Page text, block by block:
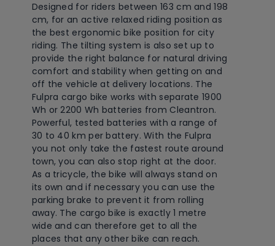
Designed for riders between 163 cm and 198
cm, for an active relaxed riding position as
the best ergonomic bike position for city
riding. The tilting system is also set up to
provide the right balance for natural driving
comfort and stability when getting on and
off the vehicle at delivery locations. The
Fulpra cargo bike works with separate 1900
Wh or 2200 Wh batteries from Cleantron.
Powerful, tested batteries with a range of
30 to 40 km per battery. With the Fulpra
you not only take the fastest route around
town, you can also stop right at the door.
As a tricycle, the bike will always stand on
its own and if necessary you can use the
parking brake to prevent it from rolling
away. The cargo bike is exactly 1 metre
wide and can therefore get to all the
places that any other bike can reach.